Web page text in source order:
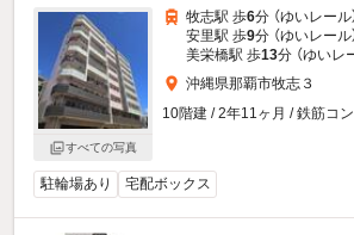
すべての写真
牧志駅 歩6分 （ゆいレール
安里駅 歩9分 （ゆいレール
美栄橋駅 歩13分 （ゆいレ
沖縄県那覇市牧志３
10階建 / 2年11ヶ月 / 鉄筋コン
駐輪場あり 宅配ボックス